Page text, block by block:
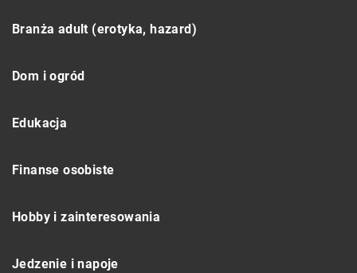
Branża adult (erotyka, hazard)
Dom i ogród
Edukacja
Finanse osobiste
Hobby i zainteresowania
Jedzenie i napoje